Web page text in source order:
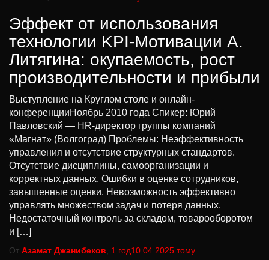
Эффект от использования
технологии KPI-Мотивации А.
Литягина: окупаемость, рост
производительности и прибыли
Выступление на Круглом столе и онлайн-
конференцииНоябрь 2010 года Спикер: Юрий
Павловский — HR-директор группы компаний
«Магнат» (Волгоград) Проблемы: Неэффективность
управления и отсутствие структурных стандартов.
Отсутствие дисциплины, самоорганизации и
корректных данных. Ошибки в оценке сотрудников,
завышенные оценки. Невозможность эффективно
управлять множеством задач и потеря данных.
Недостаточный контроль за складом, товарооборотом
и […]
От Азамат Джанибеков 1 год10.04.2025 тому